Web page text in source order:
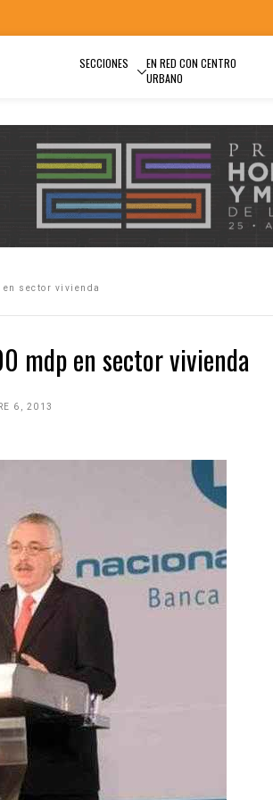
SECCIONES
EN RED CON CENTRO
URBANO
sector vivienda
mdp en sector vivienda
6, 2013